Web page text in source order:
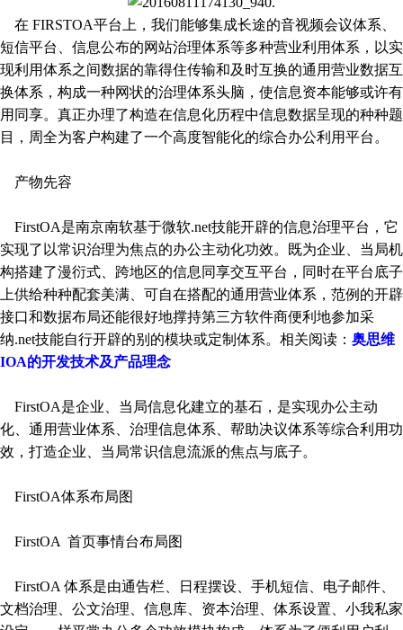
在 FIRSTOA平台上，我们能够集成长途的音视频会议体系、
短信平台、信息公布的网站治理体系等多种营业利用体系，以实
现利用体系之间数据的靠得住传输和及时互换的通用营业数据互
换体系，构成一种网状的治理体系头脑，使信息资本能够或许有
用同享。真正办理了构造在信息化历程中信息数据呈现的种种题
目，周全为客户构建了一个高度智能化的综合办公利用平台。
产物先容
FirstOA是南京南软基于微软.net技能开辟的信息治理平台，它
实现了以常识治理为焦点的办公主动化功效。既为企业、当局机
构搭建了漫衍式、跨地区的信息同享交互平台，同时在平台底子
上供给种种配套美满、可自在搭配的通用营业体系，范例的开辟
接口和数据布局还能很好地撑持第三方软件商便利地参加采
纳.net技能自行开辟的别的模块或定制体系。相关阅读： 奥思维
IOA的开发技术及产品理念
FirstOA是企业、当局信息化建立的基石，是实现办公主动
化、通用营业体系、治理信息体系、帮助决议体系等综合利用功
效，打造企业、当局常识信息流派的焦点与底子。
FirstOA体系布局图
FirstOA 首页事情台布局图
FirstOA 体系是由通告栏、日程摆设、手机短信、电子邮件、
文档治理、公文治理、信息库、资本治理、体系设置、小我私家